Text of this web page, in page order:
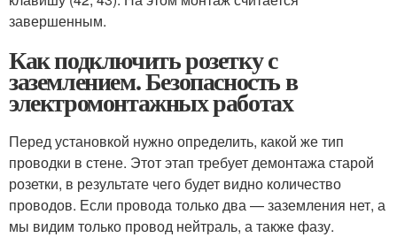
завершенным.
Как подключить розетку с
заземлением. Безопасность в
электромонтажных работах
Перед установкой нужно определить, какой же тип
проводки в стене. Этот этап требует демонтажа старой
розетки, в результате чего будет видно количество
проводов. Если провода только два — заземления нет, а
мы видим только провод нейтраль, а также фазу.